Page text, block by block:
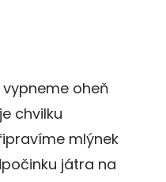
oheň
chvilku
mlýnek
játra na